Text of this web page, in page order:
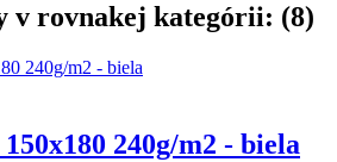
v rovnakej kategórii: (8)
240g/m2 - biela